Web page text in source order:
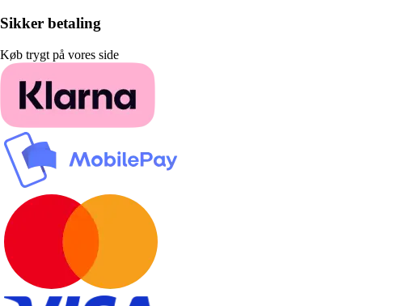
Sikker betaling
Køb trygt på vores side